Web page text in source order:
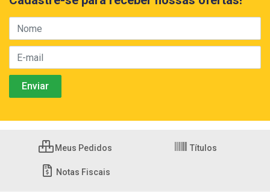
Meus Pedidos Títulos
Notas Fiscais